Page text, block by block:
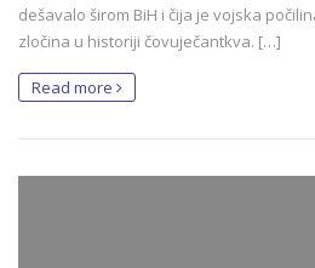
dešavalo širom BiH i čija je vojska
zločina u historiji čovuječantkva. […]
Read more